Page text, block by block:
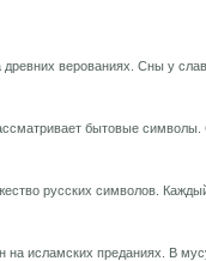
верованиях. Сны у
бытовые
русских символов.
на исламских преданиях. В